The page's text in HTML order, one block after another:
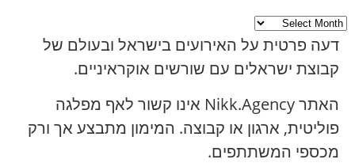
דעה פרטית על האירועים בישראל ובעולם של
קבוצת ישראלים עם שורשים אוקראיניים.
האתר Nikk.Agency אינו קשור לאף מפלגה
פוליטית, ארגון או קבוצה. המימון מתבצע אך ורק
מכספי המשתתפים.